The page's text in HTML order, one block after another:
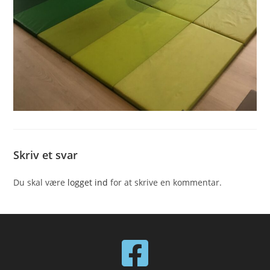
Skriv et svar
Du skal være logget ind for at skrive en kommentar.